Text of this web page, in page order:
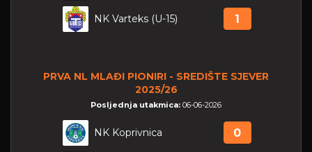
NK Varteks (U-15) 1
PRVA NL MLAĐI PIONIRI - SREDIŠTE SJEVER
2025/26
Posljednja utakmica: 06-06-2026
NK Koprivnica 0